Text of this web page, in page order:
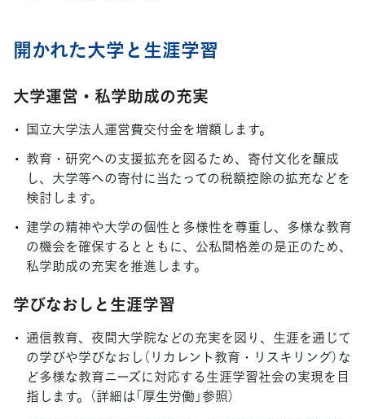
開かれた大学と生涯学習
大学運営・私学助成の充実
国立大学法人運営費交付金を増額します。
教育・研究への支援拡充を図るため、寄付文化を醸成
し、大学等への寄付に当たっての税額控除の拡充などを
検討します。
建学の精神や大学の個性と多様性を尊重し、多様な教育
の機会を確保するとともに、公私間格差の是正のため、
私学助成の充実を推進します。
学びなおしと生涯学習
通信教育、夜間大学院などの充実を図り、生涯を通じて
の学びや学びなおし（リカレント教育・リスキリング）な
ど多様な教育ニーズに対応する生涯学習社会の実現を目
指します。（詳細は「厚生労働」参照）